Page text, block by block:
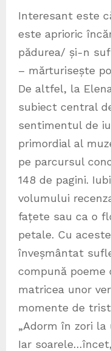
Interesant este
este aprioric
pădurea/ și-n
– mărturisește
De altfel, la
subiect central
sentimentul de
primordial al
pe parcursul
148 de pagini.
volumului
fațete sau ca o
petale. Cu
înveșmântat
compună poeme
matricea unor
momente de
„Adorm în zori la
Iar